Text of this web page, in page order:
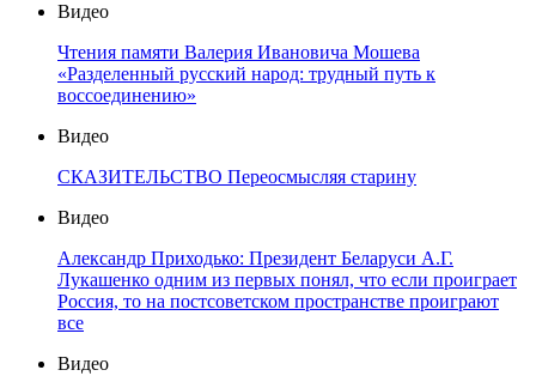
Видео
Чтения памяти Валерия Ивановича Мошева
«Разделенный русский народ: трудный путь к
воссоединению»
Видео
СКАЗИТЕЛЬСТВО Переосмысляя старину
Видео
Александр Приходько: Президент Беларуси А.Г.
Лукашенко одним из первых понял, что если проиграет
Россия, то на постсоветском пространстве проиграют
все
Видео